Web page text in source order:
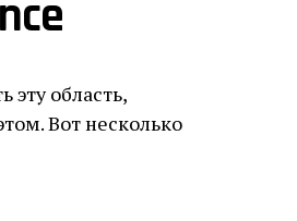
эту область,
Вот несколько